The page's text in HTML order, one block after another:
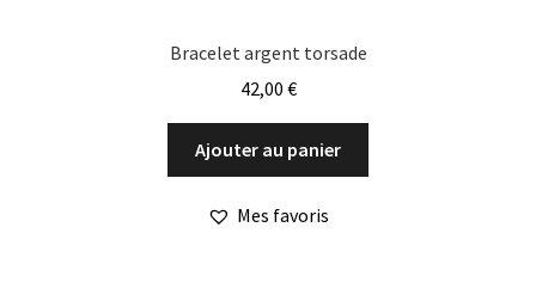
Bracelet argent torsade
42,00 €
Ajouter au panier
Mes favoris